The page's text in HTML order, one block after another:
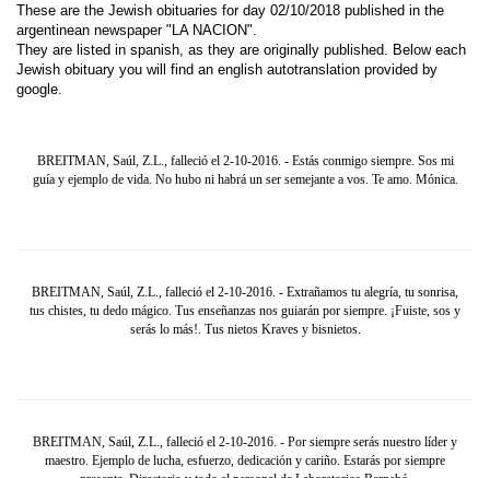
These are the Jewish obituaries for day 02/10/2018 published in the
argentinean newspaper "LA NACION".
They are listed in spanish, as they are originally published. Below each
Jewish obituary you will find an english autotranslation provided by
google.
BREITMAN, Saúl, Z.L., falleció el 2-10-2016. - Estás conmigo siempre. Sos mi
guía y ejemplo de vida. No hubo ni habrá un ser semejante a vos. Te amo. Mónica.
BREITMAN, Saúl, Z.L., falleció el 2-10-2016. - Extrañamos tu alegría, tu sonrisa,
tus chistes, tu dedo mágico. Tus enseñanzas nos guiarán por siempre. ¡Fuiste, sos y
serás lo más!. Tus nietos Kraves y bisnietos.
BREITMAN, Saúl, Z.L., falleció el 2-10-2016. - Por siempre serás nuestro líder y
maestro. Ejemplo de lucha, esfuerzo, dedicación y cariño. Estarás por siempre